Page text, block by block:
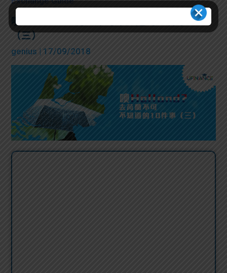
噢Holland? 去荷蘭不可不知道的10件事
（三）
genius | 17/09/2018